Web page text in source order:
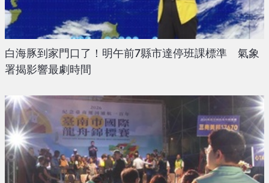
白海豚到家門口了！明午前7縣市達停班課標準 氣象
署揭影響最劇時間